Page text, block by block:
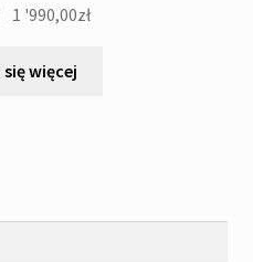
Pierwotna
wynosiła:
1 '990,00złAktualna
więcej